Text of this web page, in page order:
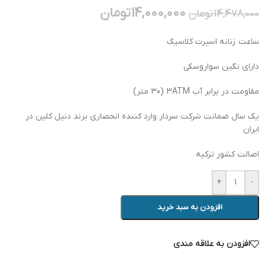
14,478,000تومان 14,000,000تومان
ساعت زنانه اسپرت کلاسیک
دارای نگین سواروسکی
مقاومت در برابر آب 3ATM (30 متر)
یک سال ضمانت شرکت سردار وارد کننده انحصاری برند دنیل کلین در
ایران
اصالت کشور ترکیه
-
+
افزودن به سبد خرید
افزودن به علاقه مندی